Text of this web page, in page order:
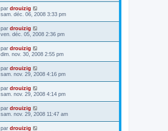
par drouizig
sam. déc. 06, 2008 3:33 pm
par drouizig
ven. déc. 05, 2008 2:36 pm
par drouizig
dim. nov. 30, 2008 2:55 pm
par drouizig
sam. nov. 29, 2008 4:16 pm
par drouizig
sam. nov. 29, 2008 4:14 pm
par drouizig
sam. nov. 29, 2008 11:47 am
par drouizig